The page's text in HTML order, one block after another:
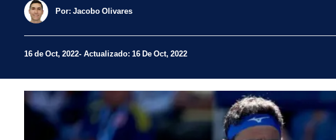
Por: Jacobo Olivares
16 de Oct, 2022 Actualizado: 16 De Oct, 2022